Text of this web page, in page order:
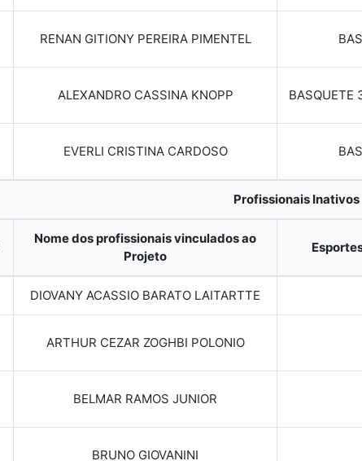
RENAN GITIONY PEREIRA PIMENTEL
ALEXANDRO CASSINA KNOPP BASQUETE
EVERLI CRISTINA CARDOSO
Profissionais Inativos
Nome dos profissionais vinculados ao
Projeto
DIOVANY ACASSIO BARATO LAITARTTE
ARTHUR CEZAR ZOGHBI POLONIO
BELMAR RAMOS JUNIOR
BRUNO GIOVANINI